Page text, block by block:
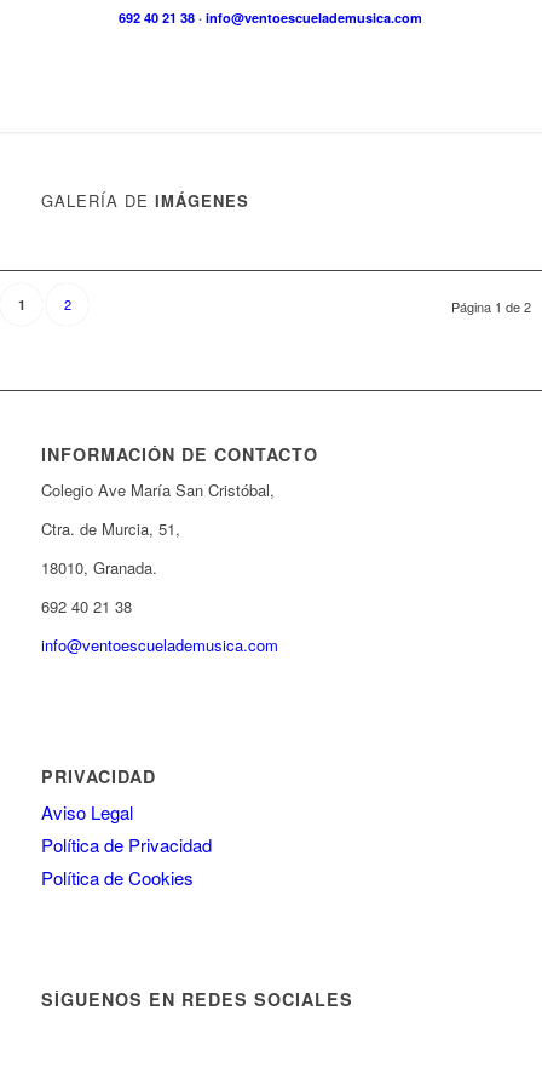
692 40 21 38 ·info@ventoescuelademusica.com
GALERÍA DE IMÁGENES
Página 1 de 2
1 2
INFORMACIÓN DE CONTACTO
Colegio Ave María San Cristóbal,
Ctra. de Murcia, 51,
18010, Granada.
692 40 21 38
info@ventoescuelademusica.com
PRIVACIDAD
Aviso Legal
Política de Privacidad
Política de Cookies
SÍGUENOS EN REDES SOCIALES